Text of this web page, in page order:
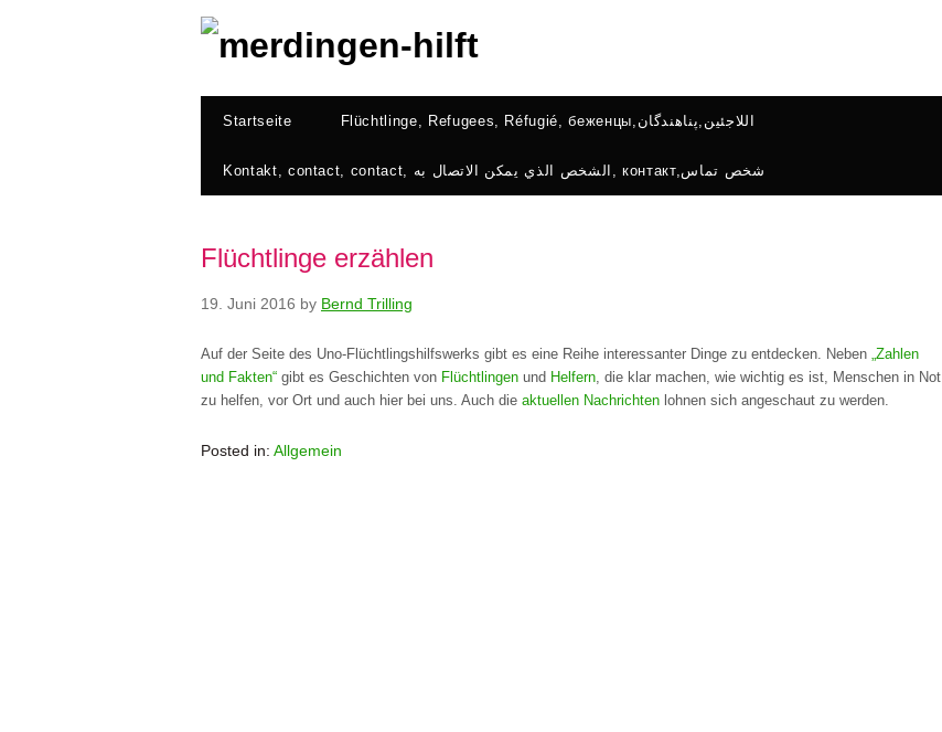
Startseite Flüchtlinge, Refugees, Réfugié, беженцы,اللاجئين,پناهندگان
Kontakt, contact, contact, الشخص الذي يمكن الاتصال به, контакт,شخص تماس
Flüchtlinge erzählen
19. Juni 2016 by Bernd Trilling
Auf der Seite des Uno-Flüchtlingshilfswerks gibt es eine Reihe interessanter Dinge zu entdecken. Neben „Zahlen
und Fakten“ gibt es Geschichten von Flüchtlingen und Helfern, die klar machen, wie wichtig es ist, Menschen in Not
zu helfen, vor Ort und auch hier bei uns. Auch die aktuellen Nachrichten lohnen sich angeschaut zu werden.
Posted in: Allgemein